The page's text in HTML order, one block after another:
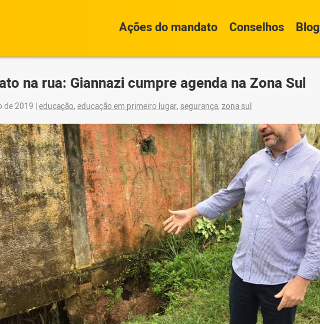
Ações do mandato Conselhos Blog
na rua: Giannazi cumpre agenda na Zona Sul
de 2019 | educação, educação em primeiro lugar, segurança, zona sul